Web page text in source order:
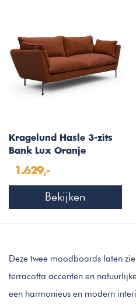
Kragelund Hasle 3-zits
Bank Lux Oranje
1.629,-
Bekijken
Deze twee moodboards laten
terracotta accenten en
een harmonieus en modern